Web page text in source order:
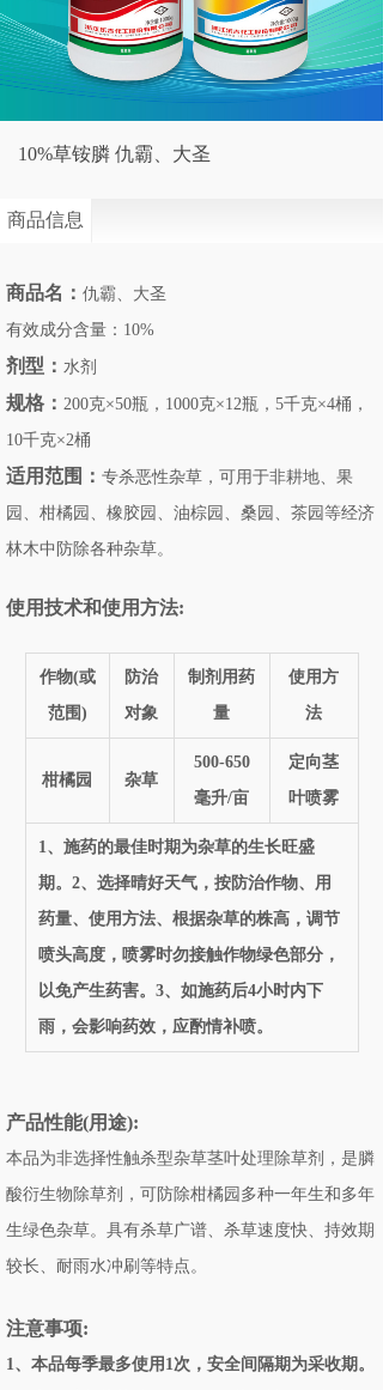
10%草铵膦 仇霸、大圣
商品信息
商品名： 仇霸、大圣
有效成分含量： 10%
剂型： 水剂
规格： 200克×50瓶，1000克×12瓶，5千克×4桶，
10千克×2桶
适用范围 ： 专杀恶性杂草，可用于非耕地、果
园、柑橘园、橡胶园、油棕园、桑园、茶园等经济
林木中防除各种杂草。
使用技术和使用方法:
作物(或
范围)
防治
对象
制剂用药
量
使用方
法
柑橘园 杂草
500-650
毫升/亩
定向茎
叶喷雾
1、施药的最佳时期为杂草的生长旺盛
期。2、选择晴好天气，按防治作物、用
药量、使用方法、根据杂草的株高，调节
喷头高度，喷雾时勿接触作物绿色部分，
以免产生药害。3、如施药后4小时内下
雨，会影响药效，应酌情补喷。
产品性能(用途):
本品为非选择性触杀型杂草茎叶处理除草剂，是膦
酸衍生物除草剂，可防除柑橘园多种一年生和多年
生绿色杂草。具有杀草广谱、杀草速度快、持效期
较长、耐雨水冲刷等特点。
注意事项:
1、本品每季最多使用1次，安全间隔期为采收期。